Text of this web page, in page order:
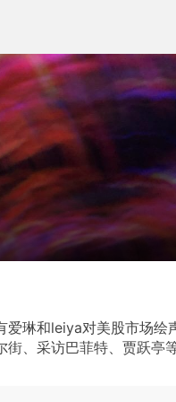
爱琳和leiya对美股市场绘
街、采访巴菲特、贾跃亭